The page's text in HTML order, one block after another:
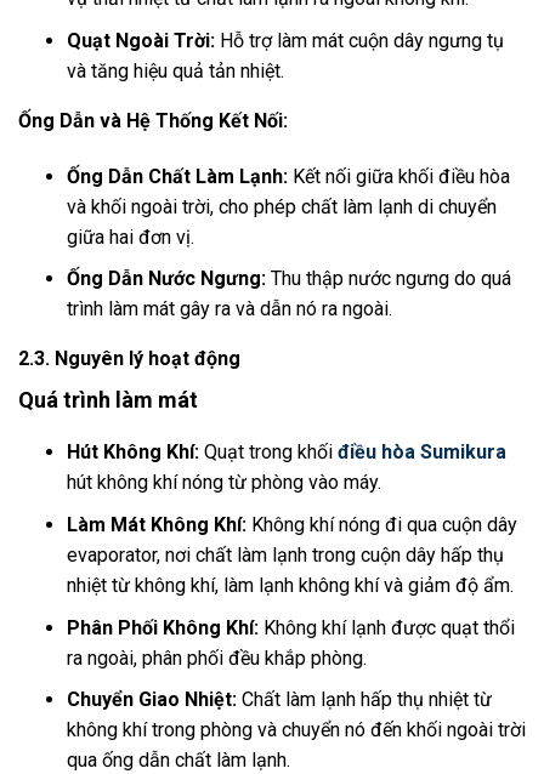
Quạt Ngoài Trời: Hỗ trợ làm mát cuộn dây ngưng tụ
và tăng hiệu quả tản nhiệt.
Ống Dẫn và Hệ Thống Kết Nối:
Ống Dẫn Chất Làm Lạnh: Kết nối giữa khối điều hòa
và khối ngoài trời, cho phép chất làm lạnh di chuyển
giữa hai đơn vị.
Ống Dẫn Nước Ngưng: Thu thập nước ngưng do quá
trình làm mát gây ra và dẫn nó ra ngoài.
2.3. Nguyên lý hoạt động
Quá trình làm mát
Hút Không Khí: Quạt trong khối điều hòa Sumikura
hút không khí nóng từ phòng vào máy.
Làm Mát Không Khí: Không khí nóng đi qua cuộn dây
evaporator, nơi chất làm lạnh trong cuộn dây hấp thụ
nhiệt từ không khí, làm lạnh không khí và giảm độ ẩm.
Phân Phối Không Khí: Không khí lạnh được quạt thổi
ra ngoài, phân phối đều khắp phòng.
Chuyển Giao Nhiệt: Chất làm lạnh hấp thụ nhiệt từ
không khí trong phòng và chuyển nó đến khối ngoài trời
qua ống dẫn chất làm lạnh.